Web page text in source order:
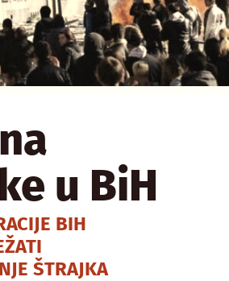
u BiH
BIH
ŠTRAJKA